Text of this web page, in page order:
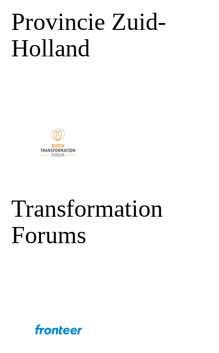
Provincie Zuid-
Holland
Transformation
Forums